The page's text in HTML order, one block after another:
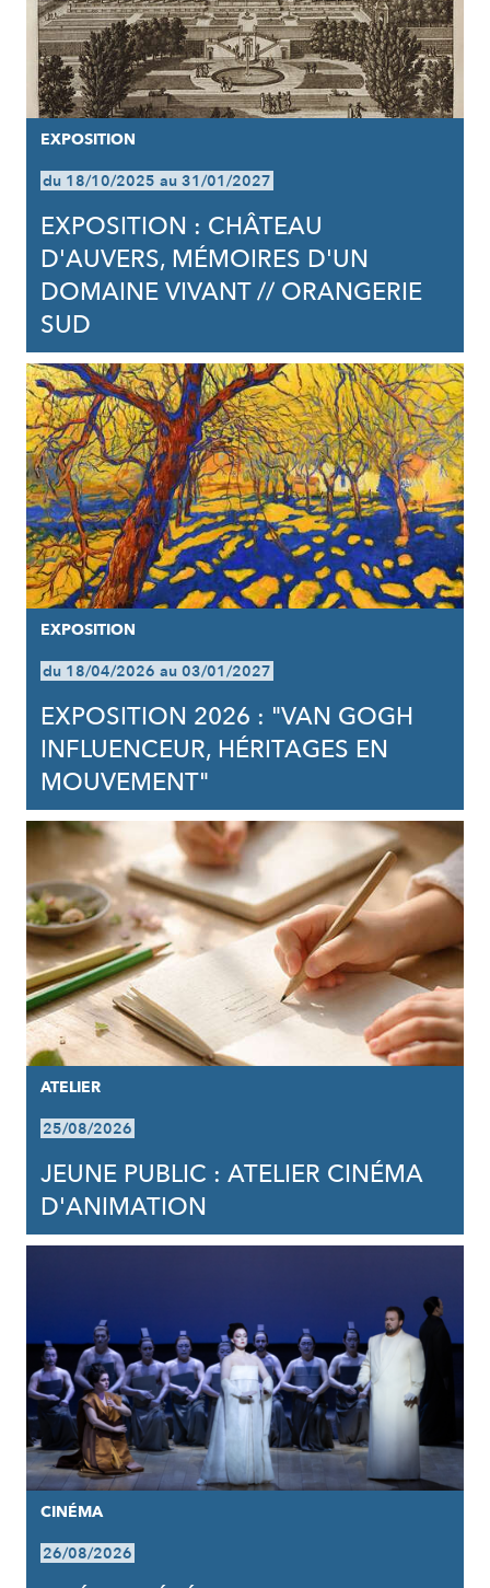
EXPOSITION
du 18/10/2025 au 31/01/2027
EXPOSITION : CHÂTEAU
D'AUVERS, MÉMOIRES D'UN
DOMAINE VIVANT // ORANGERIE
SUD
EXPOSITION
du 18/04/2026 au 03/01/2027
EXPOSITION 2026 : "VAN GOGH
INFLUENCEUR, HÉRITAGES EN
MOUVEMENT"
ATELIER
25/08/2026
JEUNE PUBLIC : ATELIER CINÉMA
D'ANIMATION
CINÉMA
26/08/2026